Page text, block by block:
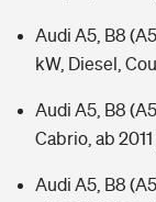
Audi A5, B8
kW, Diesel,
Audi A5, B8
Cabrio, ab 2011
Audi A5, B8